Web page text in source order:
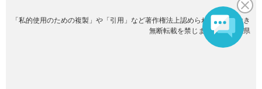
「私的使用のための複製」や「引用」など著作権法上認められた場合を除き
無断転載を禁じます。(C)群馬県